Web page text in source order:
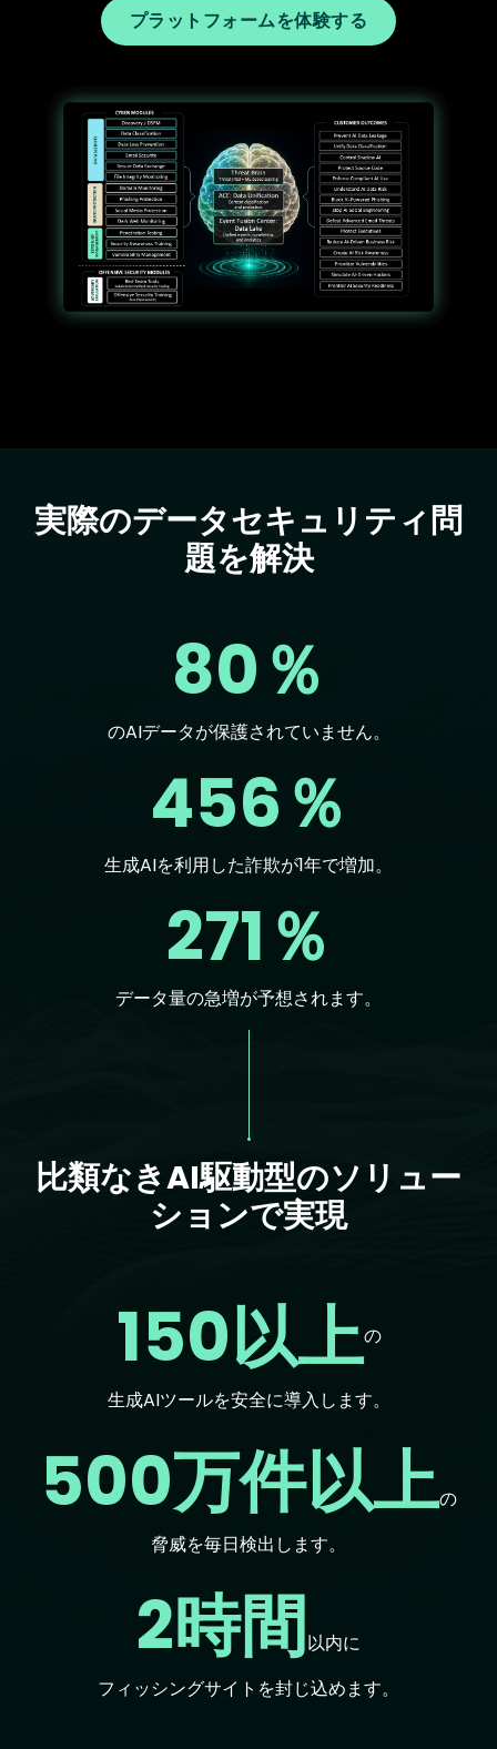
プラットフォームを体験する
Text
実際のデータセキュリティ問
題を解決
80％
のAIデータが保護されていません。
456％
生成AIを利用した詐欺が1年で増加。
271％
データ量の急増が予想されます。
比類なきAI駆動型のソリュー
ションで実現
150以上の
生成AIツールを安全に導入します。
500万件以上の
脅威を毎日検出します。
2時間以内に
フィッシングサイトを封じ込めます。